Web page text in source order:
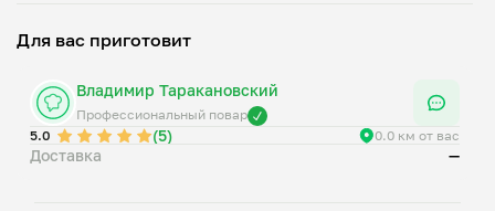
Для вас приготовит
Владимир Таракановский
Профессиональный повар
5.0
(5) 0.0 км от вас
Доставка —